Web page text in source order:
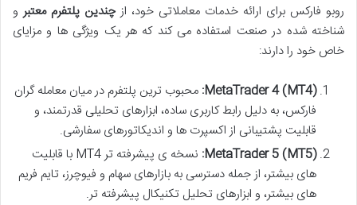
روبو فارکس برای ارائه خدمات معاملاتی خود، ازچندین پلتفرم معتبر و
شناخته شده در صنعت استفاده می کند که هر یک ویژگی ها و مزایای
خاص خود را دارند:
MetaTrader 4 (MT4): محبوب ترین پلتفرم در میان معامله گران
فارکس، به دلیل رابط کاربری ساده، ابزارهای تحلیلی قدرتمند، و
قابلیت پشتیبانی از اکسپرت ها و اندیکاتورهای سفارشی.
MetaTrader 5 (MT5):
نسخه ی پیشرفته تر MT4 با قابلیت
های بیشتر، از جمله دسترسی به بازارهای سهام و فیوچرز، تایم فریم
های بیشتر، و ابزارهای تحلیل تکنیکال پیشرفته تر.